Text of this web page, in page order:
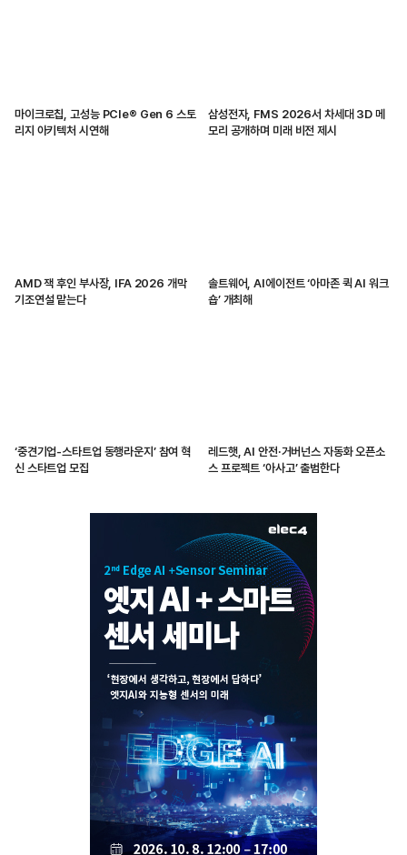
마이크로칩, 고성능 PCIe® Gen 6 스토
리지 아키텍처 시연해
삼성전자, FMS 2026서 차세대 3D 메
모리 공개하며 미래 비전 제시
AMD 잭 후인 부사장, IFA 2026 개막
기조연설 맡는다
솔트웨어, AI에이전트 ‘아마존 퀵 AI 워크
숍’ 개최해
‘중견기업-스타트업 동행라운지’ 참여 혁
신 스타트업 모집
레드햇, AI 안전·거버넌스 자동화 오픈소
스 프로젝트 ‘아사고’ 출범한다